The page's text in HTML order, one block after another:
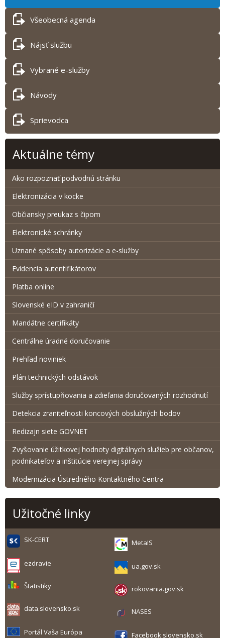
Všeobecná agenda
Nájsť službu
Vybrané e-služby
Návody
Sprievodca
Aktuálne témy
Ako rozpoznať podvodnú stránku
Elektronizácia v kocke
Občiansky preukaz s čipom
Elektronické schránky
Uznané spôsoby autorizácie a e-služby
Evidencia autentifikátorov
Platba online
Slovenské eID v zahraničí
Mandátne certifikáty
Centrálne úradné doručovanie
Prehľad noviniek
Plán technických odstávok
Služby sprístupňovania a zdieľania doručovaných rozhodnutí
Detekcia zraniteľnosti koncových obslužných bodov
Redizajn siete GOVNET
Zvyšovanie úžitkovej hodnoty digitálnych služieb pre občanov,
podnikateľov a inštitúcie verejnej správy
Modernizácia Ústredného Kontaktného Centra
Užitočné linky
SK-CERT MetaIS
ezdravie ua.gov.sk
Štatistiky rokovania.gov.sk
data.slovensko.sk NASES
Portál Vaša Európa Facebook slovensko.sk